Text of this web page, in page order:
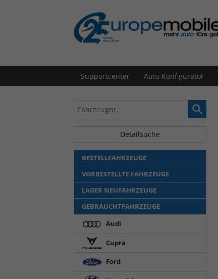
Supportcenter Auto Konfigurator
Fahrzeugnr.
Detailsuche
BESTELLFAHRZEUGE
VORBESTELLTE FAHRZEUGE
LAGER NEUFAHRZEUGE
GEBRAUCHTFAHRZEUGE
Audi
Cupra
Ford